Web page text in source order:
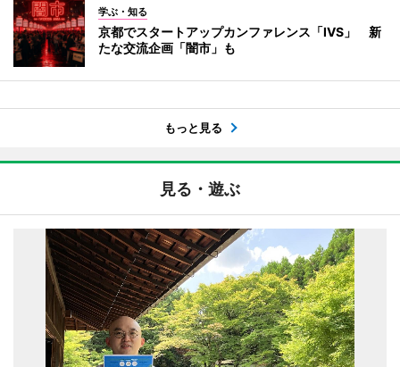
学ぶ・知る
京都でスタートアップカンファレンス「IVS」 新
たな交流企画「闇市」も
もっと見る
見る・遊ぶ